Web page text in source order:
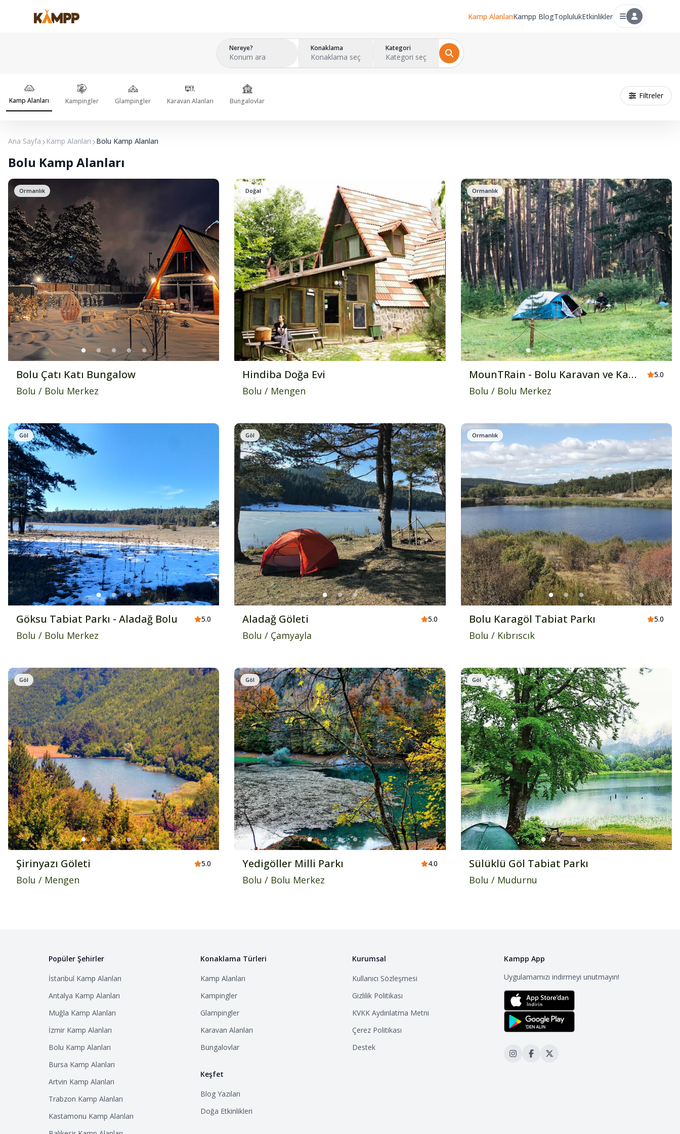
Kamp AlanlarıKampp BlogToplulukEtkinlikler
Nereye?
Konum ara
Konaklama
Konaklama seç
Kategori
Kategori seç
Kamp Alanları Kampingler Glampingler Karavan Alanları Bungalovlar
Filtreler
Ana Sayfa Kamp Alanları Bolu Kamp Alanları
Bolu Kamp Alanları
Ormanlık
Bolu Çatı Katı Bungalow
Bolu / Bolu Merkez
Doğal
Hindiba Doğa Evi
Bolu / Mengen
Ormanlık
MounTRain - Bolu Karavan ve Kamp Alanı 5.0
Bolu / Bolu Merkez
Göl
Göksu Tabiat Parkı - Aladağ Bolu 5.0
Bolu / Bolu Merkez
Göl
Aladağ Göleti 5.0
Bolu / Çamyayla
Ormanlık
Bolu Karagöl Tabiat Parkı 5.0
Bolu / Kıbrıscık
Göl
Şirinyazı Göleti 5.0
Bolu / Mengen
Göl
Yedigöller Milli Parkı 4.0
Bolu / Bolu Merkez
Göl
Sülüklü Göl Tabiat Parkı
Bolu / Mudurnu
Popüler Şehirler
İstanbul Kamp Alanları
Antalya Kamp Alanları
Muğla Kamp Alanları
İzmir Kamp Alanları
Bolu Kamp Alanları
Bursa Kamp Alanları
Artvin Kamp Alanları
Trabzon Kamp Alanları
Kastamonu Kamp Alanları
Konaklama Türleri
Kamp Alanları
Kampingler
Glampingler
Karavan Alanları
Bungalovlar
Keşfet
Blog Yazıları
Doğa Etkinlikleri
Kurumsal
Kullanıcı Sözleşmesi
Gizlilik Politikası
KVKK Aydınlatma Metni
Çerez Politikası
Destek
Kampp App
Uygulamamızı indirmeyi unutmayın!